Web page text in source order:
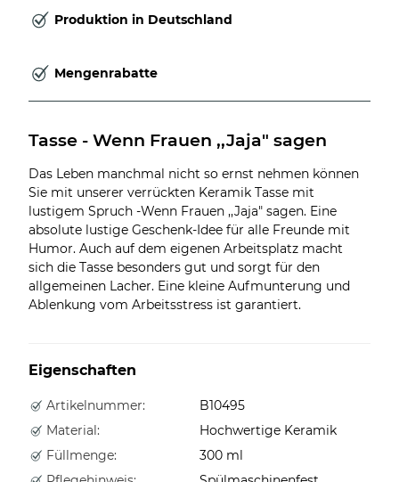
Produktion in Deutschland
Mengenrabatte
Tasse - Wenn Frauen ,,Jaja" sagen
Das Leben manchmal nicht so ernst nehmen können
Sie mit unserer verrückten Keramik Tasse mit
lustigem Spruch -Wenn Frauen ,,Jaja" sagen. Eine
absolute lustige Geschenk-Idee für alle Freunde mit
Humor. Auch auf dem eigenen Arbeitsplatz macht
sich die Tasse besonders gut und sorgt für den
allgemeinen Lacher. Eine kleine Aufmunterung und
Ablenkung vom Arbeitsstress ist garantiert.
Eigenschaften
Artikelnummer:
B10495
Material:
Hochwertige Keramik
Füllmenge:
300 ml